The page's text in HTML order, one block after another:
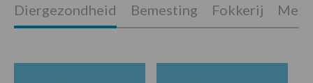
Diergezondheid Bemesting Fokkerij